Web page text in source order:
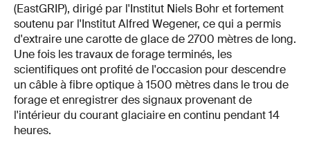
(EastGRIP), dirigé par l'Institut Niels Bohr et fortement
soutenu par l'Institut Alfred Wegener, ce qui a permis
d'extraire une carotte de glace de 2700 mètres de long.
Une fois les travaux de forage terminés, les
scientifiques ont profité de l'occasion pour descendre
un câble à fibre optique à 1500 mètres dans le trou de
forage et enregistrer des signaux provenant de
l'intérieur du courant glaciaire en continu pendant 14
heures.